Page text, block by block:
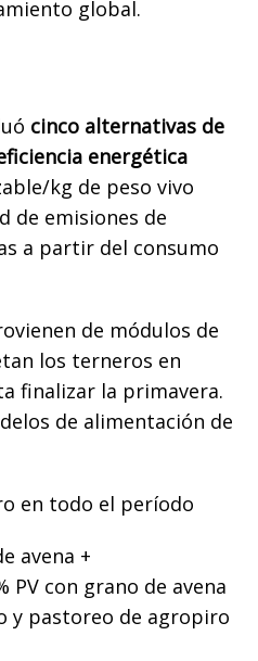
global.
cinco alternativas de
energética
kg de peso vivo
de emisiones de
a partir del consumo
de módulos de
los terneros en
finalizar la primavera.
de alimentación de
en todo el período
avena +
PV con grano de avena
y pastoreo de agropiro